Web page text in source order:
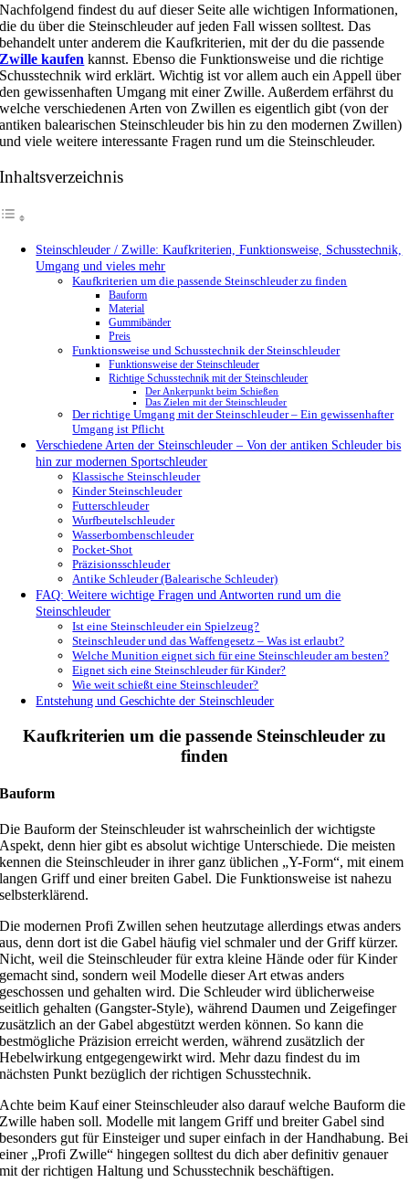
Nachfolgend findest du auf dieser Seite alle wichtigen Informationen,
die du über die Steinschleuder auf jeden Fall wissen solltest. Das
behandelt unter anderem die Kaufkriterien, mit der du die passende
Zwille kaufen kannst. Ebenso die Funktionsweise und die richtige
Schusstechnik wird erklärt. Wichtig ist vor allem auch ein Appell über
den gewissenhaften Umgang mit einer Zwille. Außerdem erfährst du
welche verschiedenen Arten von Zwillen es eigentlich gibt (von der
antiken balearischen Steinschleuder bis hin zu den modernen Zwillen)
und viele weitere interessante Fragen rund um die Steinschleuder.
Inhaltsverzeichnis
Steinschleuder / Zwille: Kaufkriterien, Funktionsweise, Schusstechnik,
Umgang und vieles mehr
Kaufkriterien um die passende Steinschleuder zu finden
Bauform
Material
Gummibänder
Preis
Funktionsweise und Schusstechnik der Steinschleuder
Funktionsweise der Steinschleuder
Richtige Schusstechnik mit der Steinschleuder
Der Ankerpunkt beim Schießen
Das Zielen mit der Steinschleuder
Der richtige Umgang mit der Steinschleuder – Ein gewissenhafter
Umgang ist Pflicht
Verschiedene Arten der Steinschleuder – Von der antiken Schleuder bis
hin zur modernen Sportschleuder
Klassische Steinschleuder
Kinder Steinschleuder
Futterschleuder
Wurfbeutelschleuder
Wasserbombenschleuder
Pocket-Shot
Präzisionsschleuder
Antike Schleuder (Balearische Schleuder)
FAQ: Weitere wichtige Fragen und Antworten rund um die
Steinschleuder
Ist eine Steinschleuder ein Spielzeug?
Steinschleuder und das Waffengesetz – Was ist erlaubt?
Welche Munition eignet sich für eine Steinschleuder am besten?
Eignet sich eine Steinschleuder für Kinder?
Wie weit schießt eine Steinschleuder?
Entstehung und Geschichte der Steinschleuder
Kaufkriterien um die passende Steinschleuder zu
finden
Bauform
Die Bauform der Steinschleuder ist wahrscheinlich der wichtigste
Aspekt, denn hier gibt es absolut wichtige Unterschiede. Die meisten
kennen die Steinschleuder in ihrer ganz üblichen „Y-Form“, mit einem
langen Griff und einer breiten Gabel. Die Funktionsweise ist nahezu
selbsterklärend.
Die modernen Profi Zwillen sehen heutzutage allerdings etwas anders
aus, denn dort ist die Gabel häufig viel schmaler und der Griff kürzer.
Nicht, weil die Steinschleuder für extra kleine Hände oder für Kinder
gemacht sind, sondern weil Modelle dieser Art etwas anders
geschossen und gehalten wird. Die Schleuder wird üblicherweise
seitlich gehalten (Gangster-Style), während Daumen und Zeigefinger
zusätzlich an der Gabel abgestützt werden können. So kann die
bestmögliche Präzision erreicht werden, während zusätzlich der
Hebelwirkung entgegengewirkt wird. Mehr dazu findest du im
nächsten Punkt bezüglich der richtigen Schusstechnik.
Achte beim Kauf einer Steinschleuder also darauf welche Bauform die
Zwille haben soll. Modelle mit langem Griff und breiter Gabel sind
besonders gut für Einsteiger und super einfach in der Handhabung. Bei
einer „Profi Zwille“ hingegen solltest du dich aber definitiv genauer
mit der richtigen Haltung und Schusstechnik beschäftigen.